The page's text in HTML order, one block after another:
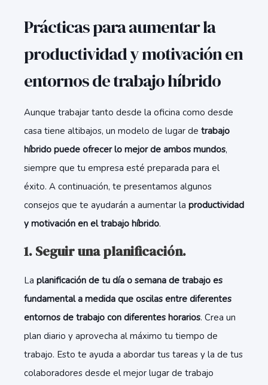
Prácticas para aumentar la
productividad y motivación en
entornos de trabajo híbrido
Aunque trabajar tanto desde la oficina como desde
casa tiene altibajos, un modelo de lugar de trabajo
híbrido puede ofrecer lo mejor de ambos mundos,
siempre que tu empresa esté preparada para el
éxito. A continuación, te presentamos algunos
consejos que te ayudarán a aumentar la productividad
y motivación en el trabajo híbrido.
1. Seguir una planificación.
La planificación de tu día o semana de trabajo es
fundamental a medida que oscilas entre diferentes
entornos de trabajo con diferentes horarios. Crea un
plan diario y aprovecha al máximo tu tiempo de
trabajo. Esto te ayuda a abordar tus tareas y la de tus
colaboradores desde el mejor lugar de trabajo